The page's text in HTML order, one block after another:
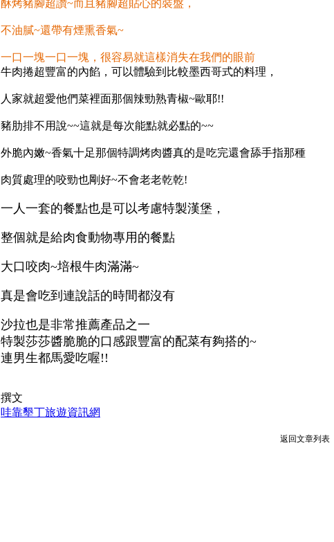
酥烤豬腳超讚~而且豬腳超貼心的裝盤，
不油膩~還帶有煙熏香氣~
一口一塊一口一塊，很容易就這樣消失在我們的眼前
牛肉捲超豐富的內餡，可以體驗到比較墨西哥式的料理，
人家就超愛他們菜裡面那個辣勁熟青椒~歐耶!!
豬肋排不用說~~這就是每次能點就必點的~~
外脆內嫩~香氣十足那個特調烤肉醬真的是吃完還會舔手指那種
肉質處理的咬勁也剛好~不會老老乾乾!
一人一套的餐點也是可以考慮特製漢堡，
整個就是給肉食動物專用的餐點
大口咬肉~培根牛肉滿滿~
真是會吃到連說話的時間都沒有
沙拉也是非常推薦產品之一
特製莎莎醬脆脆的口感跟豐富的配菜有夠搭的~
連男生都馬愛吃喔!!
撰文
哇靠墾丁旅遊資訊網
返回文章列表